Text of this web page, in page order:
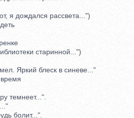
я дождался рассвета...")
старинной...")
Яркий блеск в синеве..."
темнеет...".
болит...".